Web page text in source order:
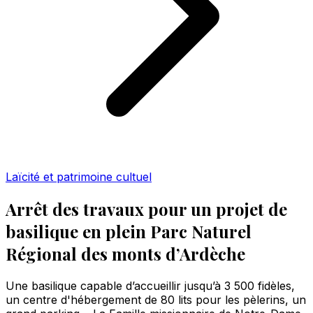
Laïcité et patrimoine cultuel
Arrêt des travaux pour un projet de
basilique en plein Parc Naturel
Régional des monts d’Ardèche
Une basilique capable d’accueillir jusqu’à 3 500 fidèles,
un centre d'hébergement de 80 lits pour les pèlerins, un